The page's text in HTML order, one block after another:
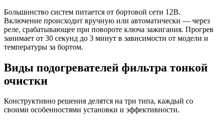
Большинство систем питается от бортовой сети 12В.
Включение происходит вручную или автоматически — через
реле, срабатывающее при повороте ключа зажигания. Прогрев
занимает от 30 секунд до 3 минут в зависимости от модели и
температуры за бортом.
Виды подогревателей фильтра тонкой
очистки
Конструктивно решения делятся на три типа, каждый со
своими особенностями установки и эффективности.